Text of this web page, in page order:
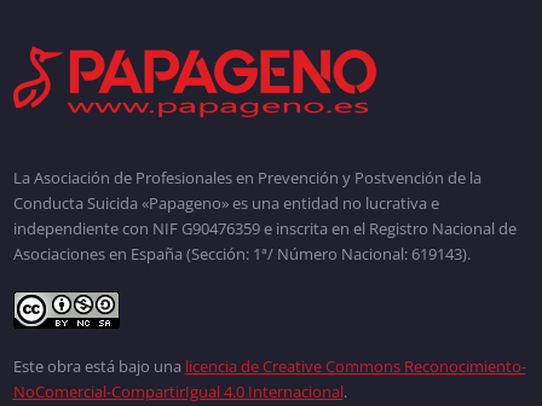
La Asociación de Profesionales en Prevención y Postvención de la
Conducta Suicida «Papageno» es una entidad no lucrativa e
independiente con NIF G90476359 e inscrita en el Registro Nacional de
Asociaciones en España (Sección: 1ª/ Número Nacional: 619143).
Este obra está bajo una licencia de Creative Commons Reconocimiento-
NoComercial-CompartirIgual 4.0 Internacional.